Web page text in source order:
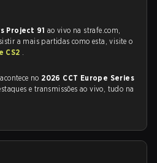
Project 91 ao vivo na strafe.com,
a mais partidas como esta, visite o
CS2 .
no 2026 CCT Europe Series
e transmissões ao vivo, tudo na